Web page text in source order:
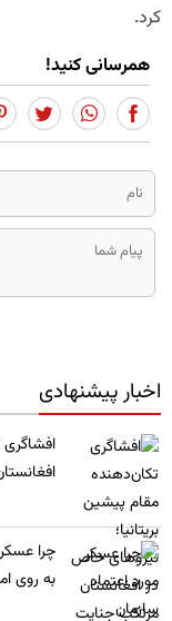
کرد.
همرسانی کنید!
اخبار پیشنهادی
چرا
به روی